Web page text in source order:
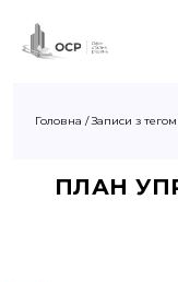
Головна /Записи з
ПЛАН